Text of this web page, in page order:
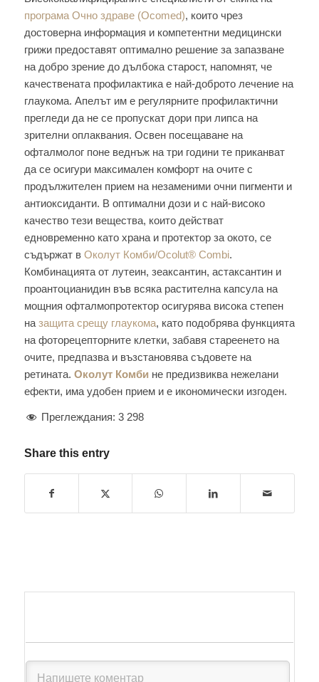
програма Очно здраве (Ocomed), които чрез
достоверна информация и компетентни медицински
грижи предоставят оптимално решение за запазване
на добро зрение до дълбока старост, напомнят, че
качествената профилактика е най-доброто лечение на
глаукома. Апелът им е регулярните профилактични
прегледи да не се пропускат дори при липса на
зрителни оплаквания. Освен посещаване на
офталмолог поне веднъж на три години те приканват
да се осигури максимален комфорт на очите с
продължителен прием на незаменими очни пигменти и
антиоксиданти. В оптимални дози и с най-високо
качество тези вещества, които действат
едновременно като храна и протектор за окото, се
съдържат в Околут Комби/Ocolut® Combi.
Комбинацията от лутеин, зеаксантин, астаксантин и
проантоцианидин във всяка растителна капсула на
мощния офталмопротектор осигурява висока степен
на защита срещу глаукома, като подобрява функцията
на фоторецепторните клетки, забавя стареенето на
очите, предпазва и възстановява съдовете на
ретината. Околут Комбине предизвиква нежелани
ефекти, има удобен прием и е икономически изгоден.
Преглеждания: 3 298
Share this entry